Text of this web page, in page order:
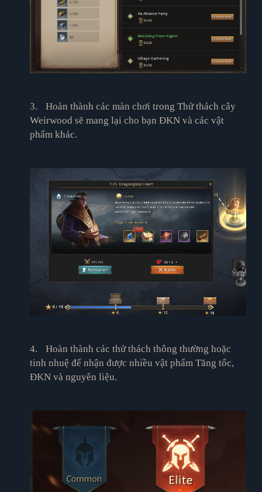
3.
Hoàn thành các màn chơi trong Thử thách cây
Weirwood sẽ mang lại cho bạn ĐKN và các vật
phẩm khác.
4.
Hoàn thành các thử thách thông thường hoặc
tinh nhuệ để nhận được nhiều vật phẩm Tăng tốc,
ĐKN và nguyên liệu.